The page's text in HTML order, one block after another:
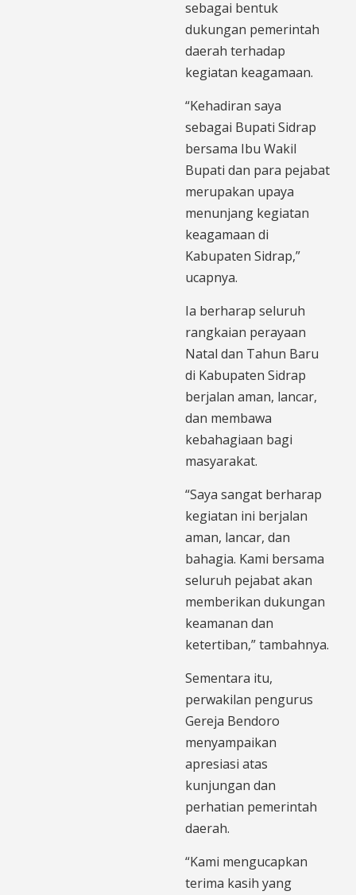
sebagai bentuk
dukungan pemerintah
daerah terhadap
kegiatan keagamaan.
“Kehadiran saya
sebagai Bupati Sidrap
bersama Ibu Wakil
Bupati dan para pejabat
merupakan upaya
menunjang kegiatan
keagamaan di
Kabupaten Sidrap,”
ucapnya.
Ia berharap seluruh
rangkaian perayaan
Natal dan Tahun Baru
di Kabupaten Sidrap
berjalan aman, lancar,
dan membawa
kebahagiaan bagi
masyarakat.
“Saya sangat berharap
kegiatan ini berjalan
aman, lancar, dan
bahagia. Kami bersama
seluruh pejabat akan
memberikan dukungan
keamanan dan
ketertiban,” tambahnya.
Sementara itu,
perwakilan pengurus
Gereja Bendoro
menyampaikan
apresiasi atas
kunjungan dan
perhatian pemerintah
daerah.
“Kami mengucapkan
terima kasih yang